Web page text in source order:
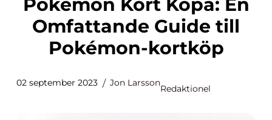
Pokemon Kort Köpa: En
Omfattande Guide till
Pokémon-kortköp
02 september 2023 Jon Larsson
Redaktionel